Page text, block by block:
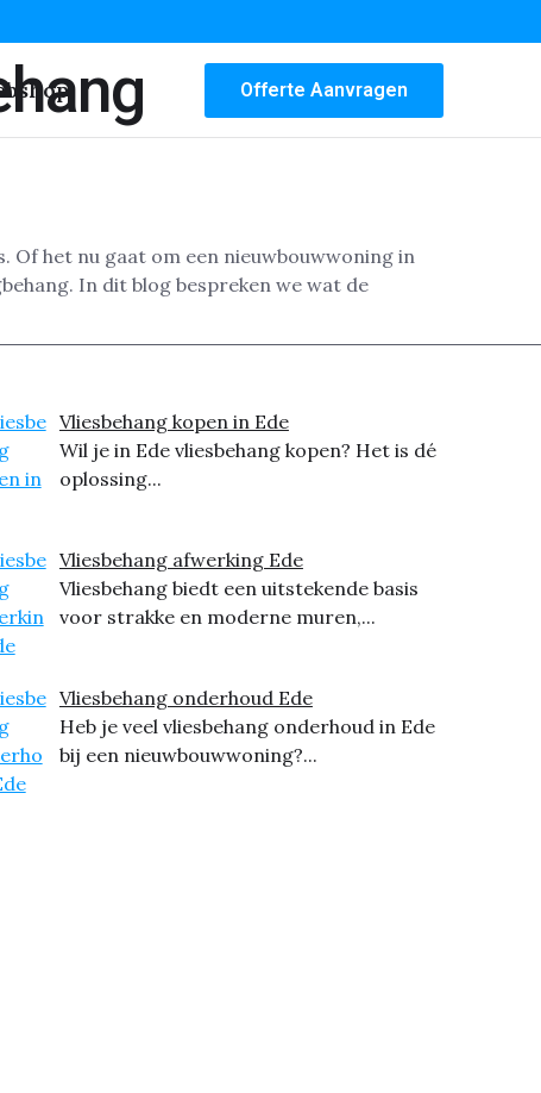
Offerte Aanvragen
Of het nu gaat om een nieuwbouwwoning in
In dit blog bespreken we wat de
Vliesbehang kopen in Ede
Wil je in Ede vliesbehang kopen? Het is dé
oplossing...
Vliesbehang afwerking Ede
Vliesbehang biedt een uitstekende basis
voor strakke en moderne muren,...
Vliesbehang onderhoud Ede
Heb je veel vliesbehang onderhoud in Ede
bij een nieuwbouwwoning?...